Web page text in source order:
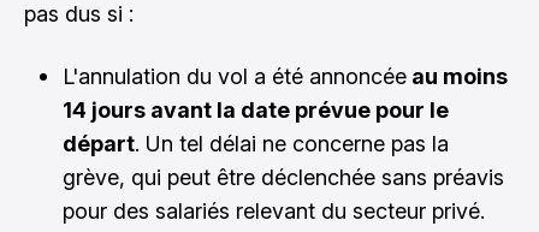
pas dus si :
L'annulation du vol a été annoncée au moins
14 jours avant la date prévue pour le
départ. Un tel délai ne concerne pas la
grève, qui peut être déclenchée sans préavis
pour des salariés relevant du secteur privé.